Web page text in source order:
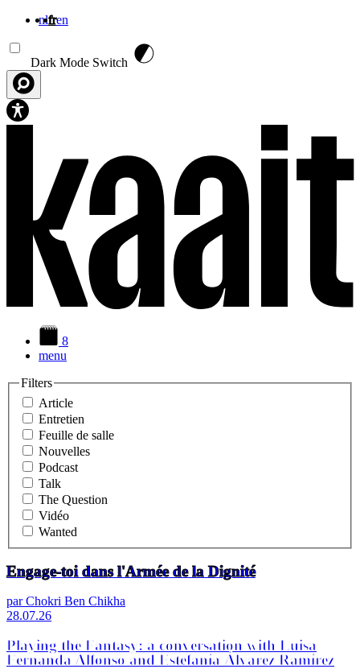
nlfren
Dark Mode Switch
8
menu
Filters
Article
Entretien
Feuille de salle
Nouvelles
Podcast
Talk
The Question
Vidéo
Wanted
Engage-toi dans l'Armée de la Dignité
par Chokri Ben Chikha
28.07.26
Playing the Fantasy: a conversation with Luisa
Fernanda Alfonso and Estefanía Álvarez Ramírez